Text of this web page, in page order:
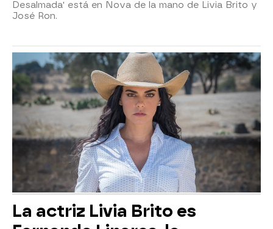
Desalmada' está en Nova de la mano de Livia Brito y
José Ron.
La actriz Livia Brito es